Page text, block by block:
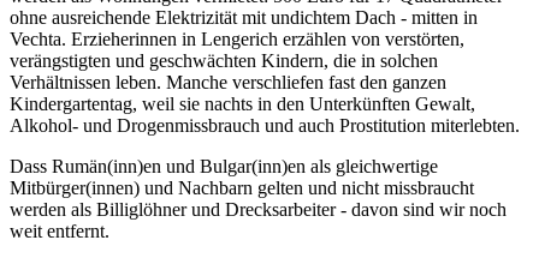
ohne ausreichende Elektrizität mit undichtem Dach - mitten in
Vechta. Erzieherinnen in Lengerich erzählen von verstörten,
verängstigten und geschwächten Kindern, die in solchen
Verhältnissen leben. Manche verschliefen fast den ganzen
Kindergartentag, weil sie nachts in den Unterkünften Gewalt,
Alkohol- und ­Drogenmissbrauch und auch Prostitution miterlebten.
Dass Rumän(inn)en und Bulgar(inn)en als gleichwertige
Mitbürger(innen) und Nachbarn gelten und nicht missbraucht
werden als Billiglöhner und Drecksarbeiter - davon sind wir noch
weit entfernt.